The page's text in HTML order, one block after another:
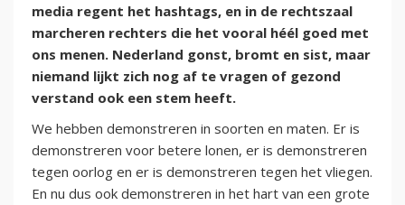
media regent het hashtags, en in de rechtszaal
marcheren rechters die het vooral héél goed met
ons menen. Nederland gonst, bromt en sist, maar
niemand lijkt zich nog af te vragen of gezond
verstand ook een stem heeft.
We hebben demonstreren in soorten en maten. Er is
demonstreren voor betere lonen, er is demonstreren
tegen oorlog en er is demonstreren tegen het vliegen.
En nu dus ook demonstreren in het hart van een grote